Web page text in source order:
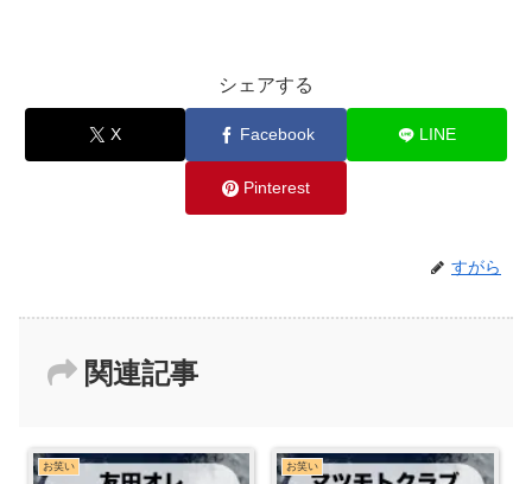
シェアする
X Facebook LINE
Pinterest
すがら
関連記事
お笑い お笑い